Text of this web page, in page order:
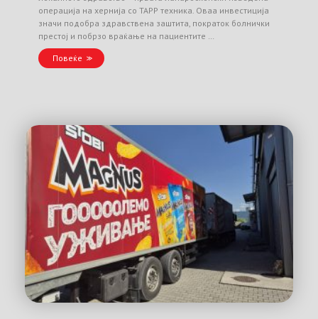
операција на хернија со TAPP техника. Оваа инвестиција
значи подобра здравствена заштита, пократок болнички
престој и побрзо враќање на пациентите …
Повеќе